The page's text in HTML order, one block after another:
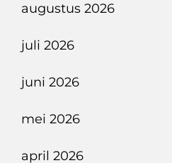
augustus 2026
juli 2026
juni 2026
mei 2026
april 2026